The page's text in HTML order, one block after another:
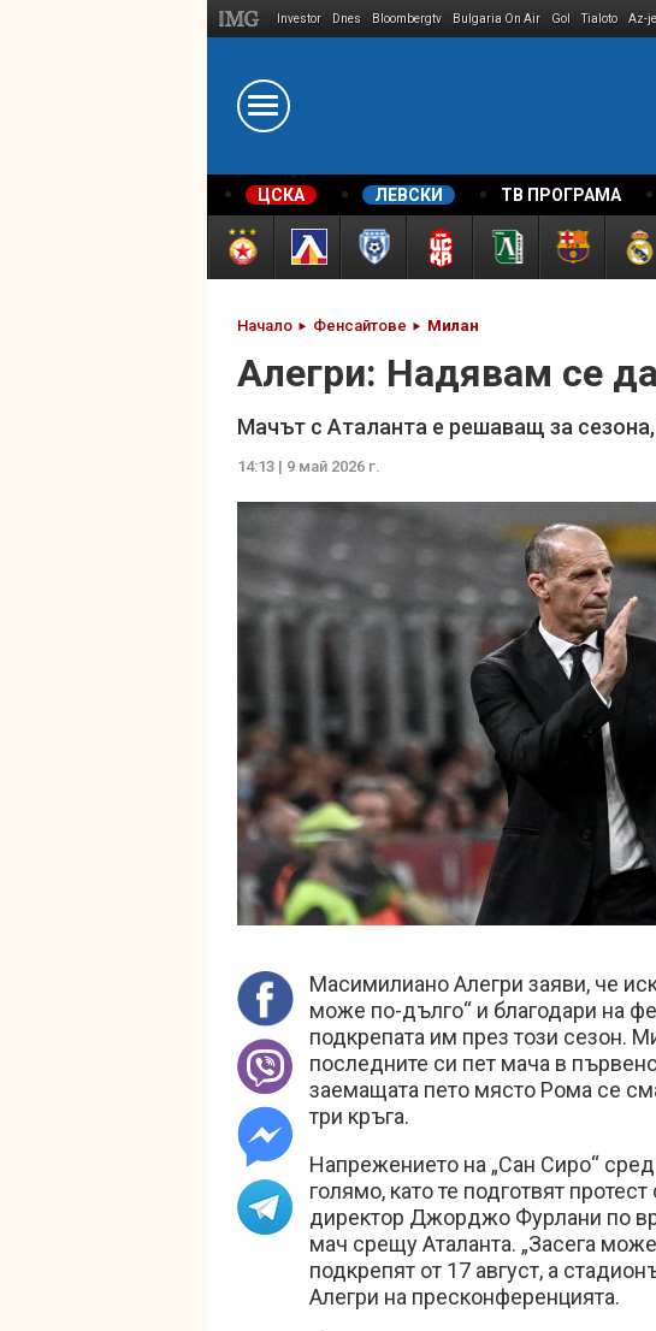
Investor Dnes Bloombergtv Bulgaria On Air Gol Tialoto Az-
ЦСКА ЛЕВСКИ ТВ ПРОГРАМА
Начало Фенсайтове Милан
Алегри: Надявам се
Мачът с Аталанта е решаващ за
14:13 | 9 май 2026 г.
Масимилиано Алегри заяви, че
може по-дълго“ и благодари на
подкрепата им през този сезон.
последните си пет мача в
заемащата пето място Рома се
три кръга.
Напрежението на „Сан Сиро“
голямо, като те подготвят
директор Джорджо Фурлани по
мач срещу Аталанта. „Засега
подкрепят от 17 август, а
Алегри на пресконференцията.